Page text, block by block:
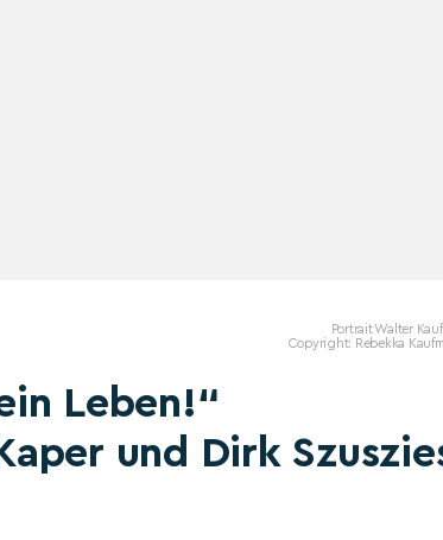
Portrait Walter
Copyright: Rebekka
Leben!“
und Dirk